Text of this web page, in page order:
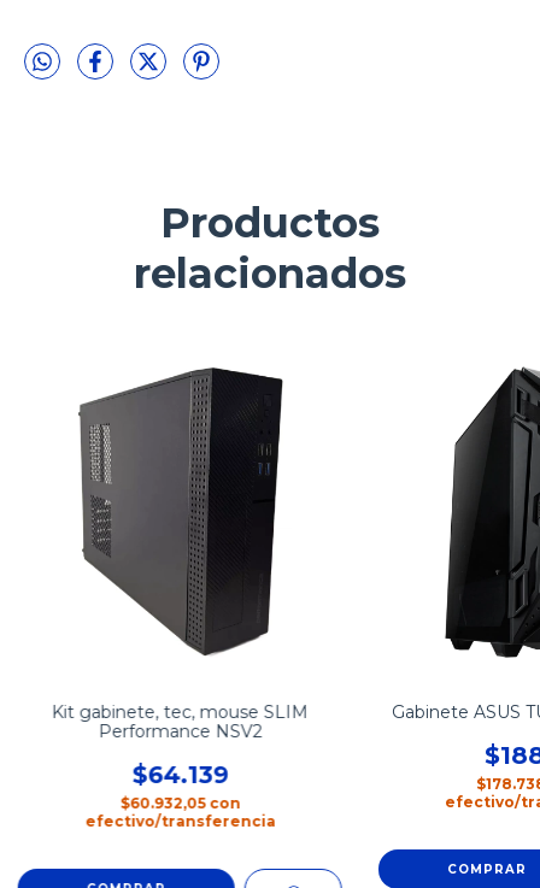
Productos
relacionados
Kit gabinete, tec, mouse SLIM
Performance NSV2
$64.139
$60.932,05 con
efectivo/transferencia
Gabinete ASUS
efectivo/